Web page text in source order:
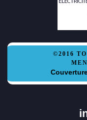
©2016